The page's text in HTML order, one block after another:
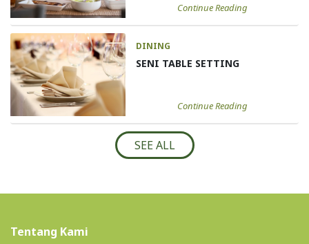
Continue Reading
DINING
SENI TABLE SETTING
Continue Reading
SEE ALL
Tentang Kami